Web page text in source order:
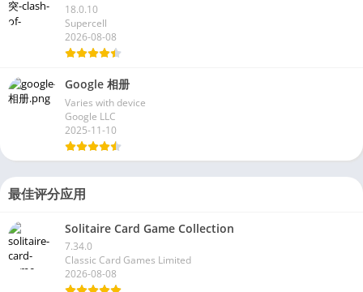
18.0.10
Supercell
2026-08-08
Google 相册
Varies with device
Google LLC
2025-11-10
最佳评分应用
Solitaire Card Game Collection
7.34.0
Classic Card Games Limited
2026-08-08